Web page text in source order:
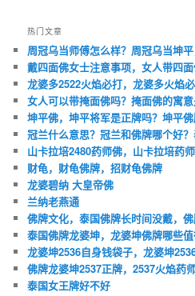
热门文章
周冠乌当师傅怎么样？周冠乌当坤
戴四面佛女士注意事项，女人带四
龙婆多2522火焰必打，龙婆多火焰
女人可以带掩面佛吗？掩面佛的寓
坤平佛，坤平将军是正牌吗？坤平佛
冠兰什么意思？冠兰和佛牌哪个好
山卡拉培2480药师佛，山卡拉培药
财龟，财龟佛牌，招财龟佛牌
龙婆碧纳 大皇帝佛
兰纳老燕通
佛牌文化，泰国佛牌长时间没戴，佛
泰国佛牌龙婆坤，龙婆坤佛牌哪些
龙婆坤2536自身钱袋子，龙婆坤
佛牌龙婆坤2537正牌，2537火焰药
泰国女王牌好不好